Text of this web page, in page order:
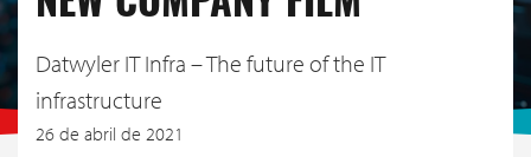
Datwyler IT Infra – The future of the IT
infrastructure
26 de abril de 2021